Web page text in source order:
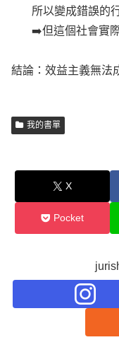
所以變成錯誤的
➡️但這個社會實
結論：效益主義無法
我的書單
X
Pocket